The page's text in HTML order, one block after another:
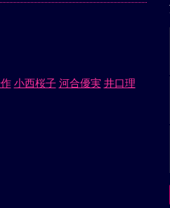
小西桜子 河合優実 井口理